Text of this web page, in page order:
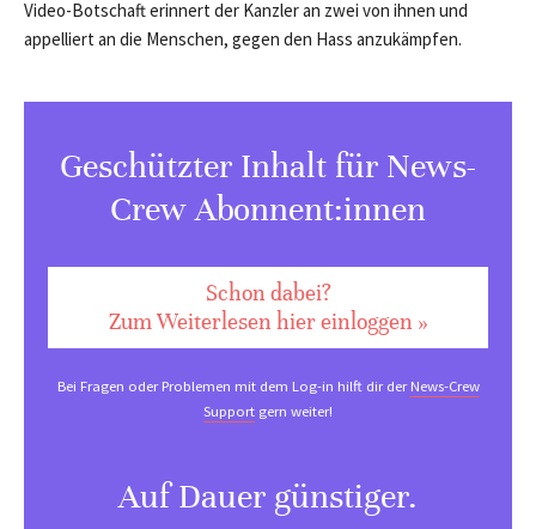
Video-Botschaft erinnert der Kanzler an zwei von ihnen und
appelliert an die Menschen, gegen den Hass anzukämpfen.
Geschützter Inhalt für News-
Crew Abonnent:innen
Schon dabei?
Zum Weiterlesen hier einloggen »
Bei Fragen oder Problemen mit dem Log-in hilft dir derNews-Crew
Support gern weiter!
Auf Dauer günstiger.